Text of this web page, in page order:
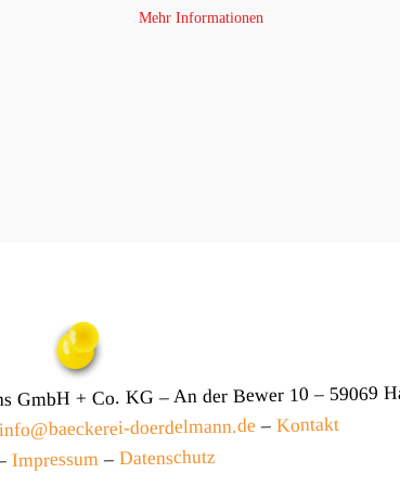
Mehr Informationen
GmbH + Co. KG – An der Bewer 10 – 59069
info@baeckerei-doerdelmann.de –Kontakt
Impressum– Datenschutz